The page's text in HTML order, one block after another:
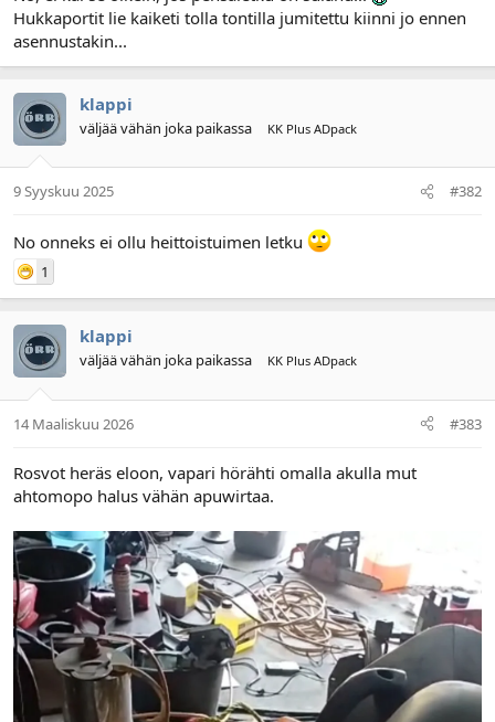
l
o
t
a
j
ä
ä
Hukkaportit lie kaiketi tolla tontilla jumitettu kiinni jo ennen
asennustakin...
klappi
väljää vähän joka paikassa KK Plus ADpack
9 Syyskuu 2025 #382
No onneks ei ollu heittoistuimen letku
1
klappi
väljää vähän joka paikassa KK Plus ADpack
14 Maaliskuu 2026 #383
Rosvot heräs eloon, vapari hörähti omalla akulla mut
ahtomopo halus vähän apuwirtaa.